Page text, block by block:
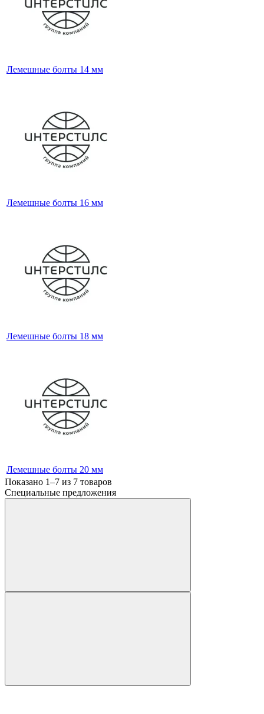
Лемешные болты 14 мм
Лемешные болты 16 мм
Лемешные болты 18 мм
Лемешные болты 20 мм
Показано 1–7 из 7 товаров
Специальные предложения